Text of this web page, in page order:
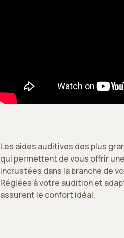
Les aides auditives des plus
qui permettent de vous offrir
incrustées dans la branche de
Réglées à votre audition et
assurent le confort idéal.